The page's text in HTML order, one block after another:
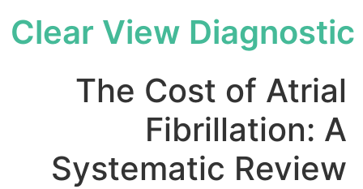
Clear View Diagnostic
The Cost of Atrial
Fibrillation: A
Systematic Review